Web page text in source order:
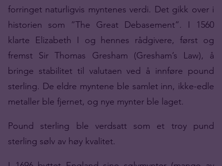
forringet naturligvis myntenes verdi. Det gikk over i
historien som ”The Great Debasement”. I 1560
klarte Elizabeth I og hennes rådgivere, først og
fremst Sir Thomas Gresham (Gresham’s Law), å
bringe stabilitet til valutaen ved å innføre pound
sterling. De eldre myntene ble samlet inn, ikke-edle
metaller ble fjernet, og nye mynter ble laget.
Pound sterling ble verdsatt som et troy pund
sterling sølv av høy kvalitet.